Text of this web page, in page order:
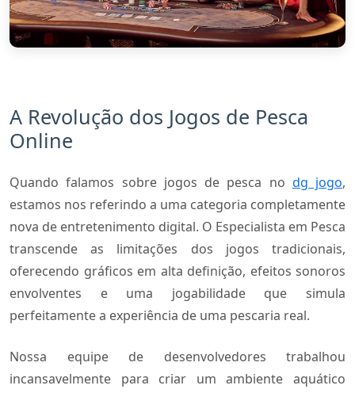
A Revolução dos Jogos de Pesca
Online
Quando falamos sobre jogos de pesca no dg jogo,
estamos nos referindo a uma categoria completamente
nova de entretenimento digital. O Especialista em Pesca
transcende as limitações dos jogos tradicionais,
oferecendo gráficos em alta definição, efeitos sonoros
envolventes e uma jogabilidade que simula
perfeitamente a experiência de uma pescaria real.
Nossa equipe de desenvolvedores trabalhou
incansavelmente para criar um ambiente aquático